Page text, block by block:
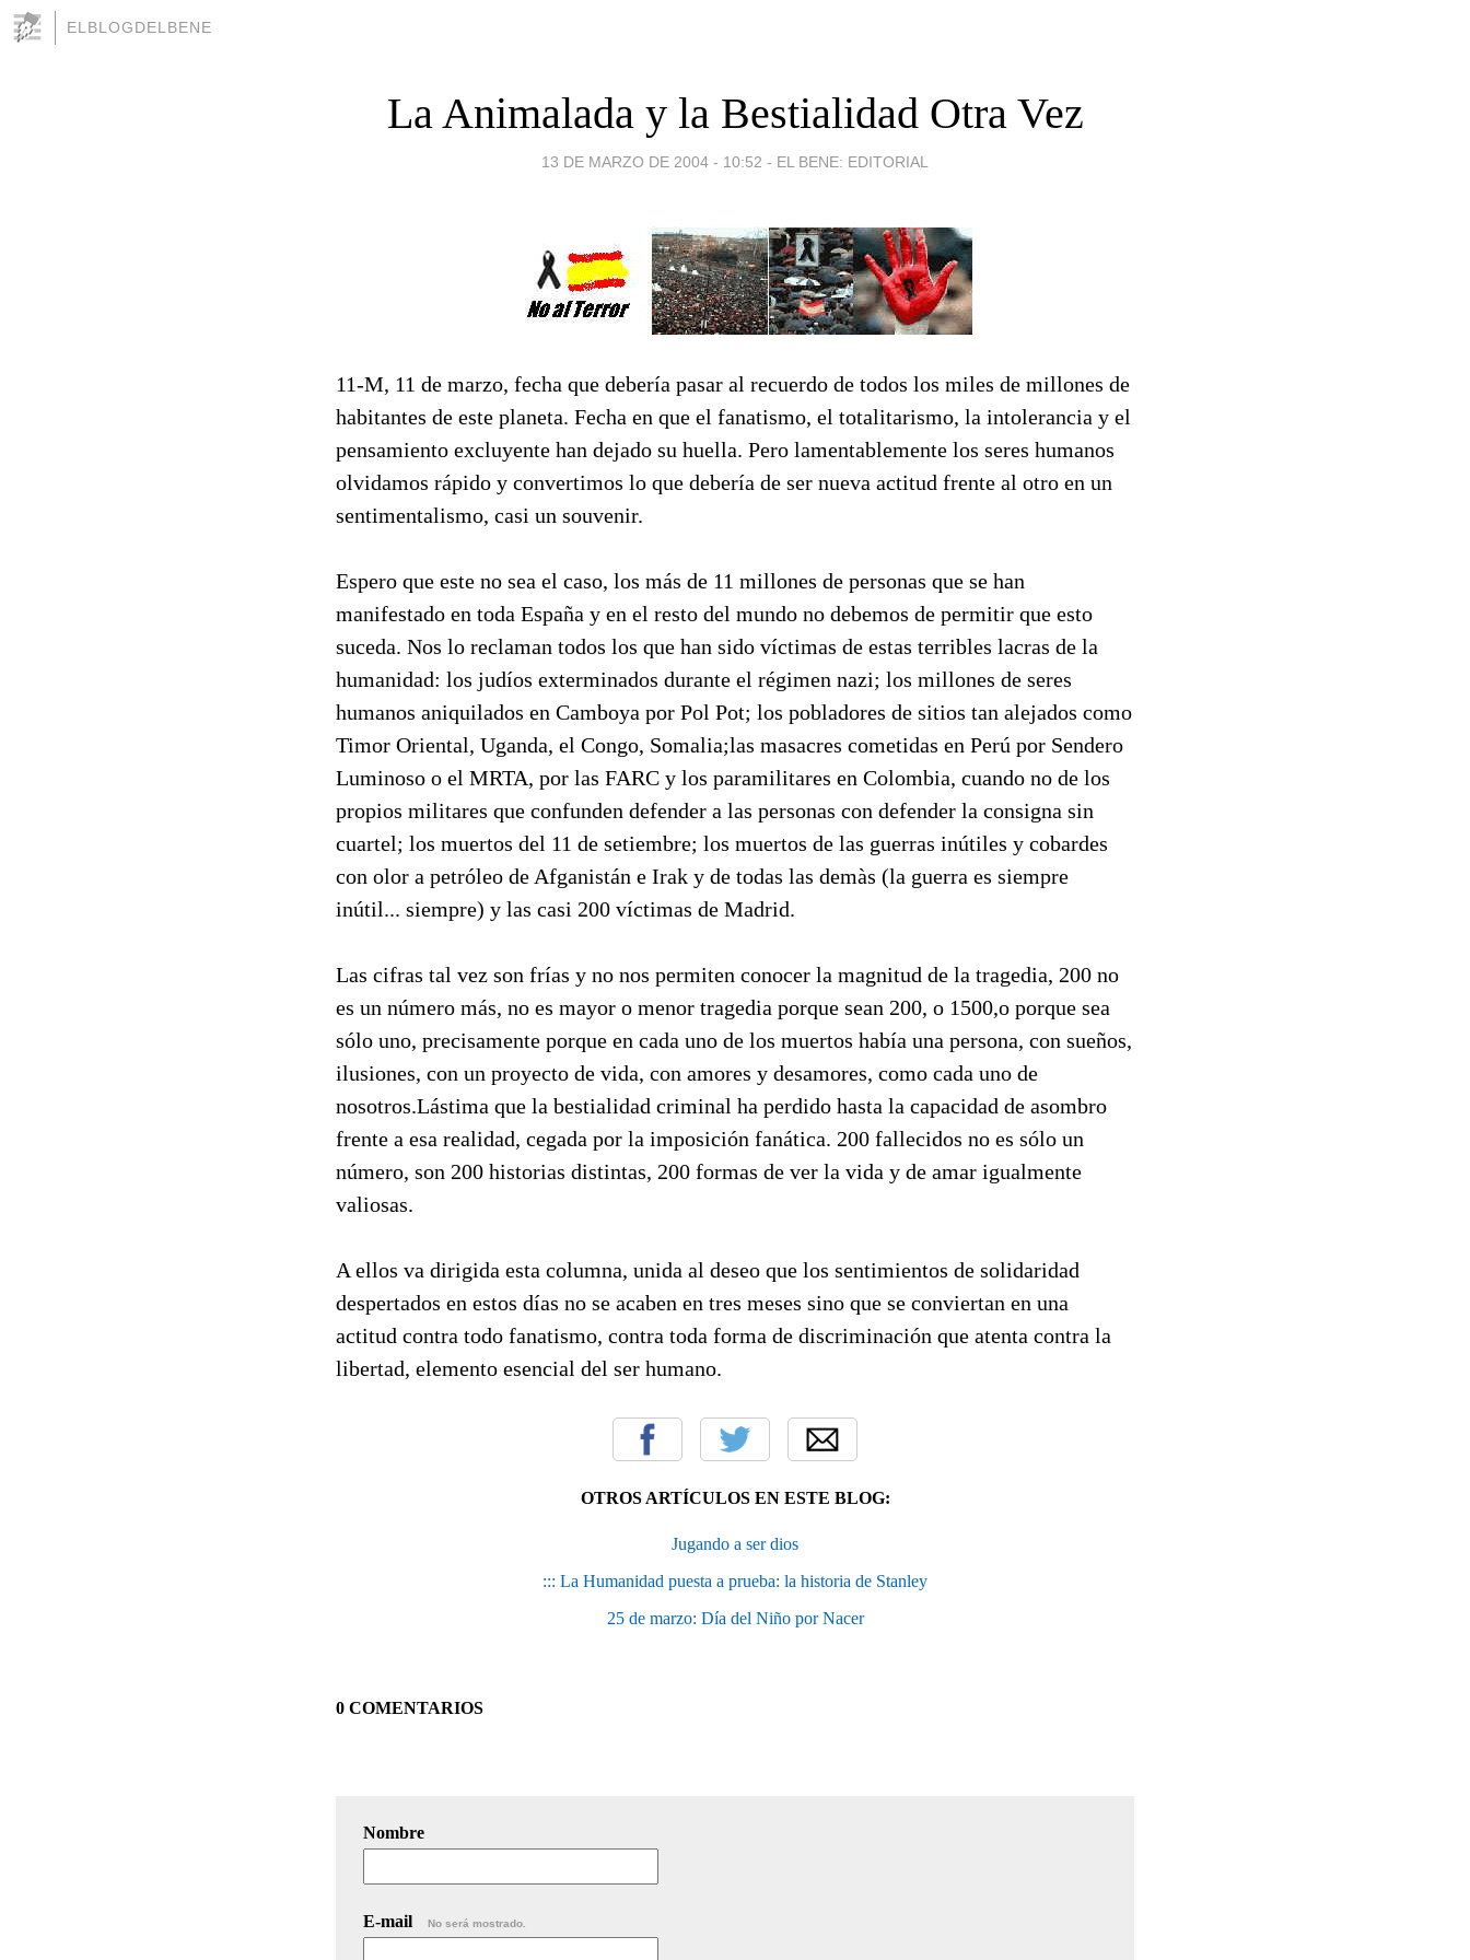
ELBLOGDELBENE
La Animalada y la Bestialidad Otra Vez
13 DE MARZO DE 2004 - 10:52 - EL BENE: EDITORIAL
11-M, 11 de marzo, fecha que debería pasar al recuerdo de todos los miles de millones de
habitantes de este planeta. Fecha en que el fanatismo, el totalitarismo, la intolerancia y el
pensamiento excluyente han dejado su huella. Pero lamentablemente los seres humanos
olvidamos rápido y convertimos lo que debería de ser nueva actitud frente al otro en un
sentimentalismo, casi un souvenir.
Espero que este no sea el caso, los más de 11 millones de personas que se han
manifestado en toda España y en el resto del mundo no debemos de permitir que esto
suceda. Nos lo reclaman todos los que han sido víctimas de estas terribles lacras de la
humanidad: los judíos exterminados durante el régimen nazi; los millones de seres
humanos aniquilados en Camboya por Pol Pot; los pobladores de sitios tan alejados como
Timor Oriental, Uganda, el Congo, Somalia;las masacres cometidas en Perú por Sendero
Luminoso o el MRTA, por las FARC y los paramilitares en Colombia, cuando no de los
propios militares que confunden defender a las personas con defender la consigna sin
cuartel; los muertos del 11 de setiembre; los muertos de las guerras inútiles y cobardes
con olor a petróleo de Afganistán e Irak y de todas las demàs (la guerra es siempre
inútil... siempre) y las casi 200 víctimas de Madrid.
Las cifras tal vez son frías y no nos permiten conocer la magnitud de la tragedia, 200 no
es un número más, no es mayor o menor tragedia porque sean 200, o 1500,o porque sea
sólo uno, precisamente porque en cada uno de los muertos había una persona, con sueños,
ilusiones, con un proyecto de vida, con amores y desamores, como cada uno de
nosotros.Lástima que la bestialidad criminal ha perdido hasta la capacidad de asombro
frente a esa realidad, cegada por la imposición fanática. 200 fallecidos no es sólo un
número, son 200 historias distintas, 200 formas de ver la vida y de amar igualmente
valiosas.
A ellos va dirigida esta columna, unida al deseo que los sentimientos de solidaridad
despertados en estos días no se acaben en tres meses sino que se conviertan en una
actitud contra todo fanatismo, contra toda forma de discriminación que atenta contra la
libertad, elemento esencial del ser humano.
OTROS ARTÍCULOS EN ESTE BLOG:
Jugando a ser dios
::: La Humanidad puesta a prueba: la historia de Stanley
25 de marzo: Día del Niño por Nacer
0 COMENTARIOS
Nombre
E-mail No será mostrado.